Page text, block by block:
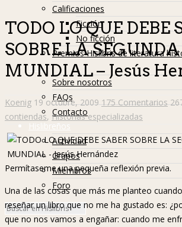
Calificaciones
Ficción
No ficción
Premios Hislibris de literatura
Info
Sobre nosotros
FAQs
Contacto
Hislibreños
Actividad
Grupos
Miembros
Foro
TODO LO QUE DEBE
SOBRE LA
MUNDIAL – Jesús
Koenig 19 octubre, 2009 175 Comentarios
contiendas, Historias especializadas
Permítaseme una pequeña reflexión previa.
Una de las cosas que más me planteo
reseñar un libro que no me ha gustado es:
que no nos vamos a engañar: cuando me